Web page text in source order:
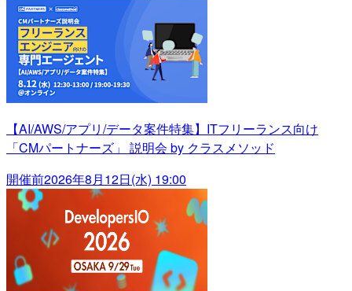
【AI/AWS/アプリ/データ案件特集】ITフリーランス向け
「CMパートナーズ」 説明会 by クラスメソッド
開催前2026年8月12日(水) 19:00